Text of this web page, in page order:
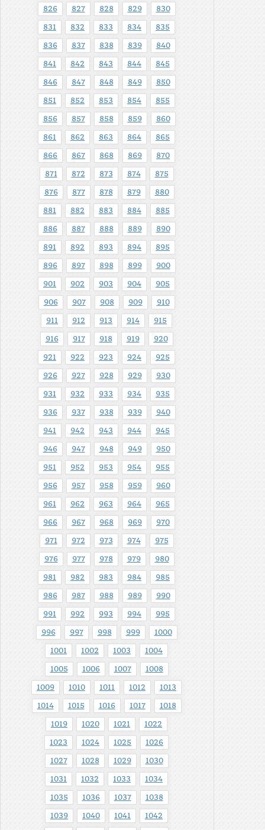
826 827 828 829 830
831 832 833 834 835
836 837 838 839 840
841 842 843 844 845
846 847 848 849 850
851 852 853 854 855
856 857 858 859 860
861 862 863 864 865
866 867 868 869 870
871 872 873 874 875
876 877 878 879 880
881 882 883 884 885
886 887 888 889 890
891 892 893 894 895
896 897 898 899 900
901 902 903 904 905
906 907 908 909 910
911 912 913 914 915
916 917 918 919 920
921 922 923 924 925
926 927 928 929 930
931 932 933 934 935
936 937 938 939 940
941 942 943 944 945
946 947 948 949 950
951 952 953 954 955
956 957 958 959 960
961 962 963 964 965
966 967 968 969 970
971 972 973 974 975
976 977 978 979 980
981 982 983 984 985
986 987 988 989 990
991 992 993 994 995
996 997 998 999 1000
1001 1002 1003 1004
1005 1006 1007 1008
1009 1010 1011 1012 1013
1014 1015 1016 1017 1018
1019 1020 1021 1022
1023 1024 1025 1026
1027 1028 1029 1030
1031 1032 1033 1034
1035 1036 1037 1038
1039 1040 1041 1042